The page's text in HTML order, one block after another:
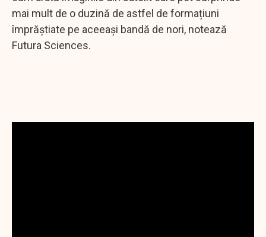
mai mult de o duzină de astfel de formațiuni
împrăștiate pe aceeași bandă de nori, notează
Futura Sciences.